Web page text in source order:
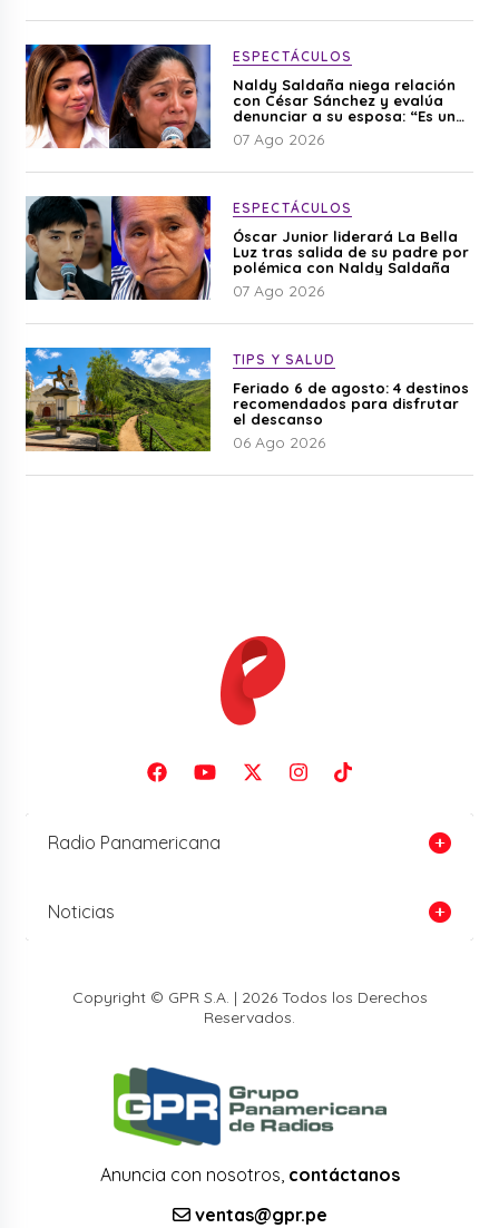
ESPECTÁCULOS
Naldy Saldaña niega relación
con César Sánchez y evalúa
denunciar a su esposa: “Es una
difamación”
07 Ago 2026
ESPECTÁCULOS
Óscar Junior liderará La Bella
Luz tras salida de su padre por
polémica con Naldy Saldaña
07 Ago 2026
TIPS Y SALUD
Feriado 6 de agosto: 4 destinos
recomendados para disfrutar
el descanso
06 Ago 2026
Radio Panamericana
Noticias
Copyright © GPR S.A. | 2026 Todos los Derechos
Reservados.
Anuncia con nosotros, contáctanos
ventas@gpr.pe